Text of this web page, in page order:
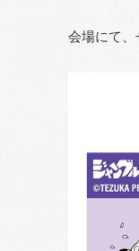
会場にて